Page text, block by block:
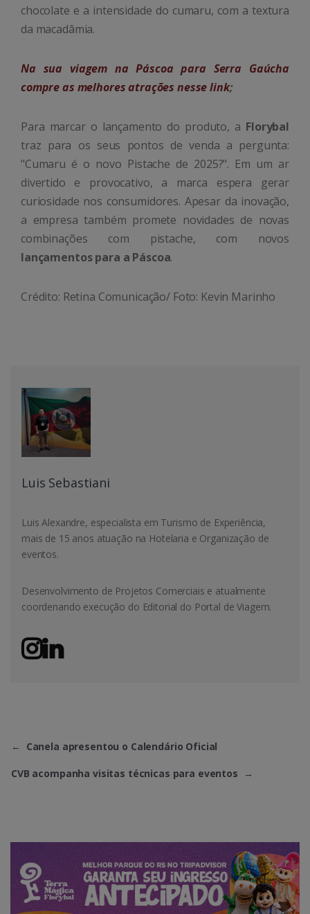
chocolate e a intensidade do cumaru, com a textura
da macadâmia.
Na sua viagem na Páscoa para Serra Gaúcha
compre as melhores atrações nesse link;
Para marcar o lançamento do produto, a Florybal
traz para os seus pontos de venda a pergunta:
"Cumaru é o novo Pistache de 2025?". Em um ar
divertido e provocativo, a marca espera gerar
curiosidade nos consumidores. Apesar da inovação,
a empresa também promete novidades de novas
combinações com pistache, com novos
lançamentos para a Páscoa.
Crédito: Retina Comunicação/ Foto: Kevin Marinho
Luis Sebastiani
Luis Alexandre, especialista em Turismo de Experiência,
mais de 15 anos atuação na Hotelaria e Organização de
eventos.
Desenvolvimento de Projetos Comerciais e atualmente
coordenando execução do Editorial do Portal de Viagem.
← Canela apresentou o Calendário Oficial
CVB acompanha visitas técnicas para eventos →